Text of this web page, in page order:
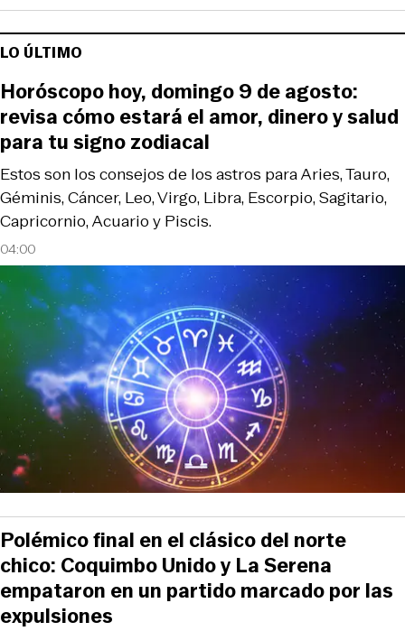
LO ÚLTIMO
04:00
Estos son los consejos de los astros para Aries, Tauro,
Géminis, Cáncer, Leo, Virgo, Libra, Escorpio, Sagitario,
Capricornio, Acuario y Piscis.
Horóscopo hoy, domingo 9 de agosto:
revisa cómo estará el amor, dinero y salud
para tu signo zodiacal
Polémico final en el clásico del norte
chico: Coquimbo Unido y La Serena
empataron en un partido marcado por las
expulsiones